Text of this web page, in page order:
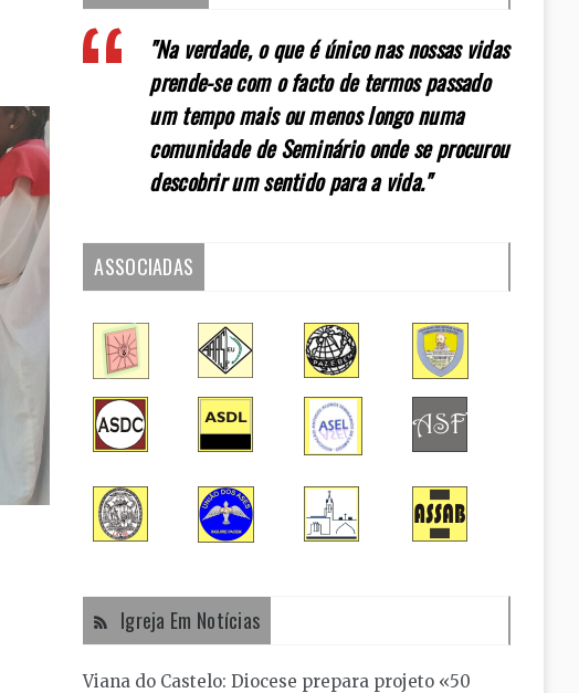
"Na verdade, o que é único nas nossas vidas
prende-se com o facto de termos passado
um tempo mais ou menos longo numa
comunidade de Seminário onde se procurou
descobrir um sentido para a vida."
ASSOCIADAS
Igreja Em Notícias
Viana do Castelo: Diocese prepara projeto «50